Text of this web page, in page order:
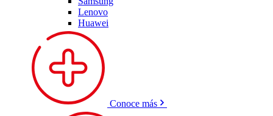
Lenovo
Huawei
Conoce más